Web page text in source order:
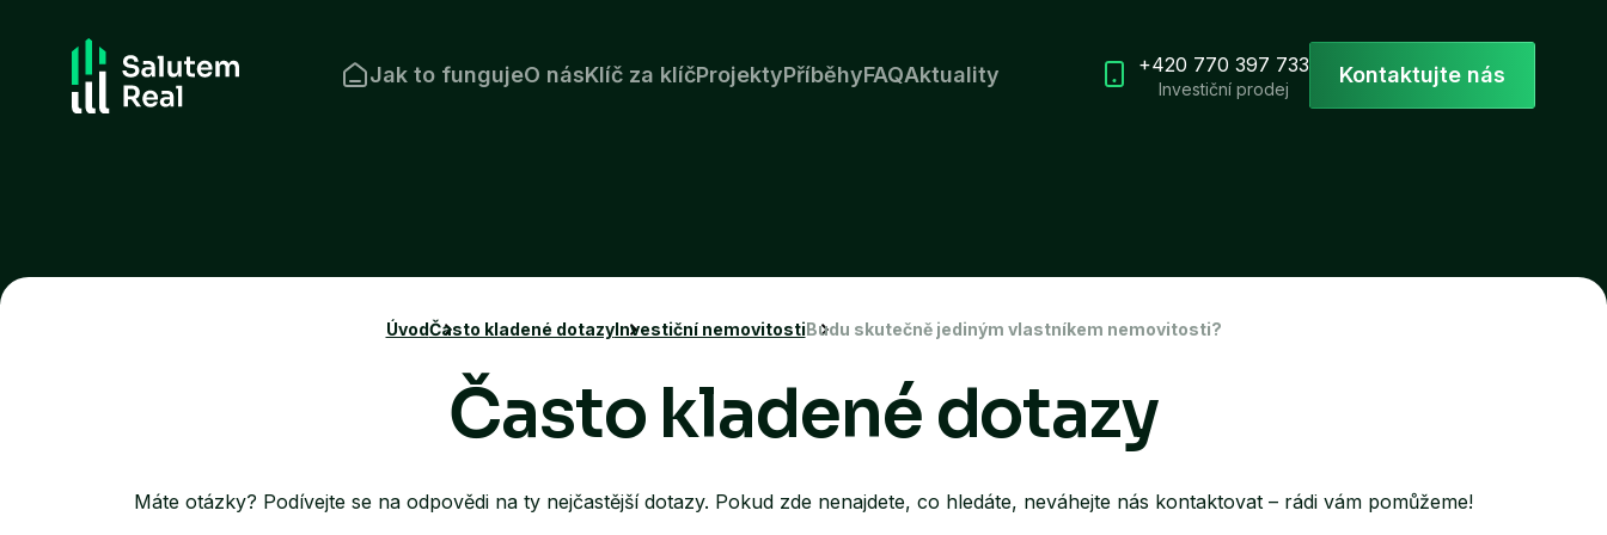
Jak to fungujeO násKlíč za klíčProjektyPříběhyFAQAktuality +420 770 397 733
Investiční prodej
Kontaktujte nás
ÚvodČasto kladené dotazyInvestiční nemovitostiBudu skutečně jediným vlastníkem nemovitosti?
Často kladené dotazy
Máte otázky? Podívejte se na odpovědi na ty nejčastější dotazy. Pokud zde nenajdete, co hledáte, neváhejte nás kontaktovat – rádi vám pomůžeme!